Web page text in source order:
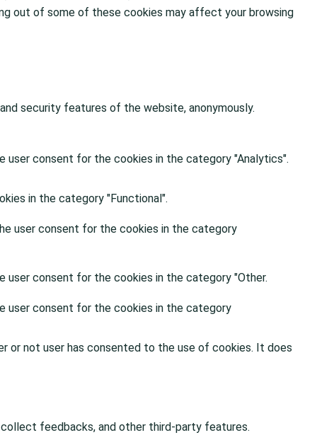
out of some of these cookies may affect your browsing
security features of the website, anonymously.
user consent for the cookies in the category "Analytics".
in the category "Functional".
user consent for the cookies in the category
user consent for the cookies in the category "Other.
user consent for the cookies in the category
or not user has consented to the use of cookies. It does
feedbacks, and other third-party features.